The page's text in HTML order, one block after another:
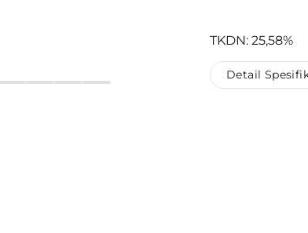
TKDN: 25,58%
Detail